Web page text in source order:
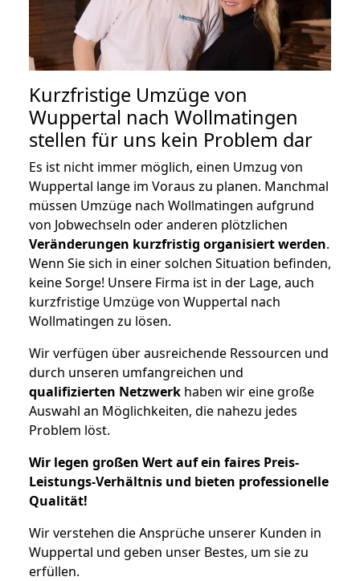
Kurzfristige Umzüge von
Wuppertal nach Wollmatingen
stellen für uns kein Problem dar
Es ist nicht immer möglich, einen Umzug von
Wuppertal lange im Voraus zu planen. Manchmal
müssen Umzüge nach Wollmatingen aufgrund
von Jobwechseln oder anderen plötzlichen
Veränderungen kurzfristig organisiert werden.
Wenn Sie sich in einer solchen Situation befinden,
keine Sorge! Unsere Firma ist in der Lage, auch
kurzfristige Umzüge von Wuppertal nach
Wollmatingen zu lösen.
Wir verfügen über ausreichende Ressourcen und
durch unseren umfangreichen und
qualifizierten Netzwerk haben wir eine große
Auswahl an Möglichkeiten, die nahezu jedes
Problem löst.
Wir legen großen Wert auf ein faires Preis-
Leistungs-Verhältnis und bieten professionelle
Qualität!
Wir verstehen die Ansprüche unserer Kunden in
Wuppertal und geben unser Bestes, um sie zu
erfüllen.